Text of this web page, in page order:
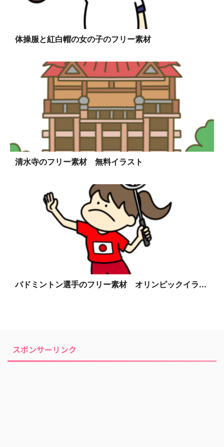
体操服と紅白帽の女の子のフリー素材
清水寺のフリー素材 無料イラスト
バドミントン選手のフリー素材 オリンピックイラ...
スポンサーリンク